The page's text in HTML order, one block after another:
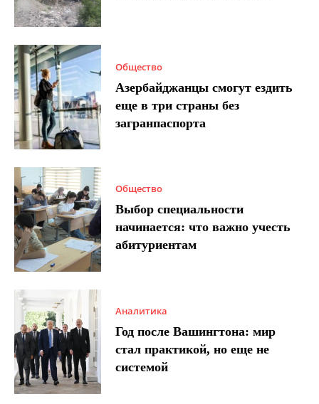
Общество
Азербайджанцы смогут ездить
еще в три страны без
загранпаспорта
Общество
Выбор специальности
начинается: что важно учесть
абитуриентам
Аналитика
Год после Вашингтона: мир
стал практикой, но еще не
системой